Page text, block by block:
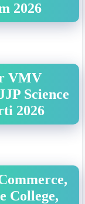
2026
VMV
Science
2026
College,